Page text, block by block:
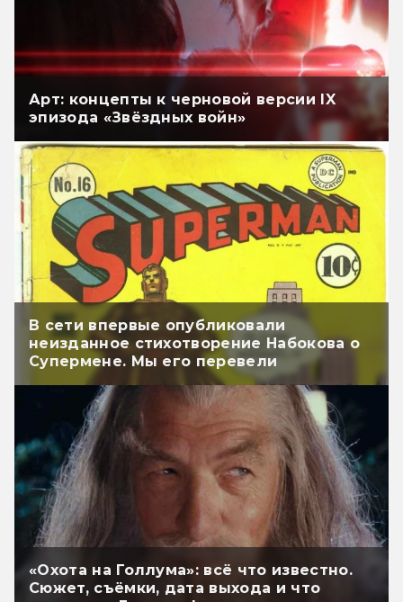
Арт: концепты к черновой версии IX
эпизода «Звёздных войн»
В сети впервые опубликовали
неизданное стихотворение Набокова о
Супермене. Мы его перевели
«Охота на Голлума»: всё что известно.
Сюжет, съёмки, дата выхода и что